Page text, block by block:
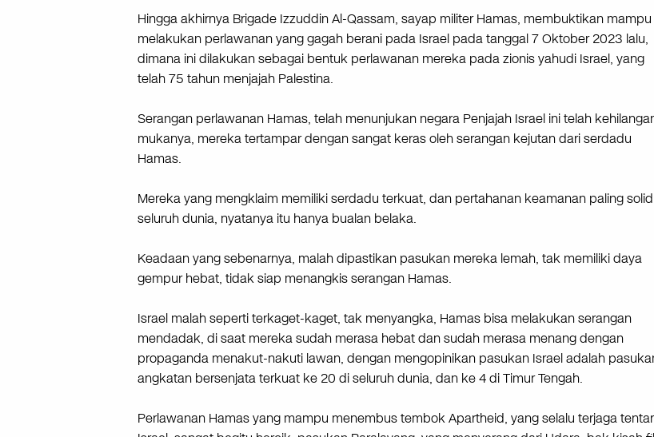
Hingga akhirnya Brigade Izzuddin Al-Qassam, sayap militer Hamas, membuktikan mampu
melakukan perlawanan yang gagah berani pada Israel pada tanggal 7 Oktober 2023 lalu,
dimana ini dilakukan sebagai bentuk perlawanan mereka pada zionis yahudi Israel, yang
telah 75 tahun menjajah Palestina.
Serangan perlawanan Hamas, telah menunjukan negara Penjajah Israel ini telah
mukanya, mereka tertampar dengan sangat keras oleh serangan kejutan dari serdadu
Hamas.
Mereka yang mengklaim memiliki serdadu terkuat, dan pertahanan keamanan paling
seluruh dunia, nyatanya itu hanya bualan belaka.
Keadaan yang sebenarnya, malah dipastikan pasukan mereka lemah, tak memiliki daya
gempur hebat, tidak siap menangkis serangan Hamas.
Israel malah seperti terkaget-kaget, tak menyangka, Hamas bisa melakukan serangan
mendadak, di saat mereka sudah merasa hebat dan sudah merasa menang dengan
propaganda menakut-nakuti lawan, dengan mengopinikan pasukan Israel adalah
angkatan bersenjata terkuat ke 20 di seluruh dunia, dan ke 4 di Timur Tengah.
Perlawanan Hamas yang mampu menembus tembok Apartheid, yang selalu terjaga